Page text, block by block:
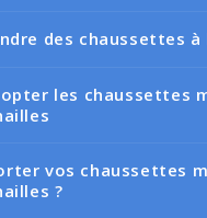
des chaussettes
les chaussettes
vos chaussettes
?